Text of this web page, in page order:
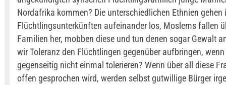
Nordafrika kommen? Die unterschiedlichen Ethnien gehen
Flüchtlingsunterkünften aufeinander los, Moslems fallen
Familien her, mobben diese und tun denen sogar Gewalt
wir Toleranz den Flüchtlingen gegenüber aufbringen,
gegenseitig nicht einmal tolerieren? Wenn über all diese
offen gesprochen wird, werden selbst gutwillige Bürger